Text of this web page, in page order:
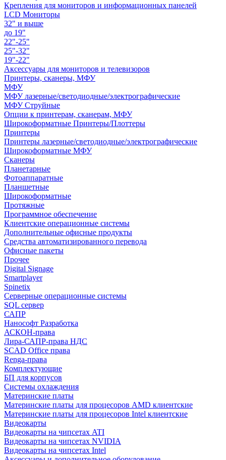
Крепления для мониторов и информационных панелей
LCD Мониторы
32" и выше
до 19"
22"-25"
25"-32"
19"-22"
Аксессуары для мониторов и телевизоров
Принтеры, сканеры, МФУ
МФУ
МФУ лазерные/светодиодные/электрографические
МФУ Струйные
Опции к принтерам, сканерам, МФУ
Широкоформатные Принтеры/Плоттеры
Принтеры
Принтеры лазерные/светодиодные/электрографические
Широкоформатные МФУ
Сканеры
Планетарные
Фотоаппаратные
Планшетные
Широкоформатные
Протяжные
Программное обеспечение
Клиентские операционные системы
Дополнительные офисные продукты
Средства автоматизированного перевода
Офисные пакеты
Прочее
Digital Signage
Smartplayer
Spinetix
Серверные операционные системы
SQL сервер
САПР
Нанософт Разработка
АСКОН-права
Лира-САПР-права НДС
SCAD Office права
Renga-права
Комплектующие
БП для корпусов
Системы охлаждения
Материнские платы
Материнские платы для процесоров AMD клиентские
Материнские платы для процесоров Intel клиентские
Видеокарты
Видеокарты на чипсетах ATI
Видеокарты на чипсетах NVIDIA
Видеокарты на чипсетах Intel